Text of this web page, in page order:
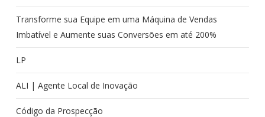
Transforme sua Equipe em uma Máquina de Vendas
Imbatível e Aumente suas Conversões em até 200%
LP
ALI | Agente Local de Inovação
Código da Prospecção